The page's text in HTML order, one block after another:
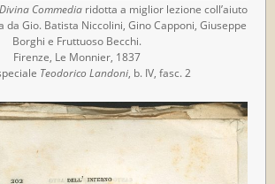
Commedia ridotta a miglior lezione coll’aiuto
da Gio. Batista Niccolini, Gino Capponi, Giuseppe
Borghi e Fruttuoso Becchi.
Firenze, Le Monnier, 1837
Teodorico Landoni, b. IV, fasc. 2